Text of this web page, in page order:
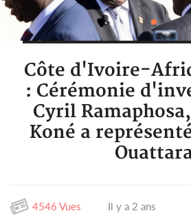
Côte d'Ivoire-
: Cérémonie
Cyril
Koné a
4546 Vues Il y a 2 ans